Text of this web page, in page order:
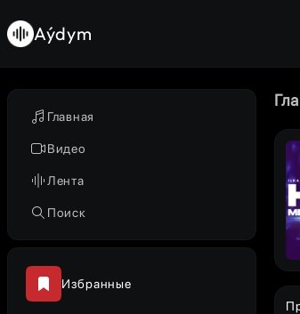
Главная
Видео
Лента
Поиск
Избранные
Aýdym